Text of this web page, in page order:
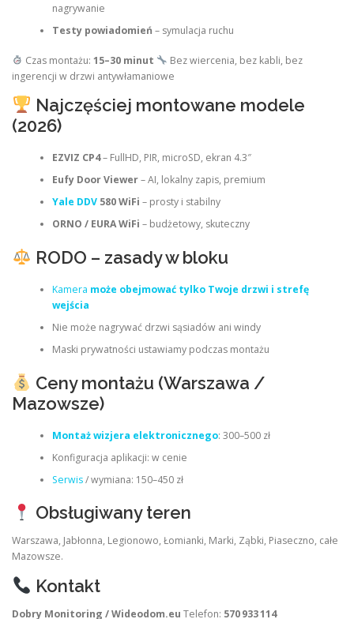
nagrywanie
Testy powiadomień – symulacja ruchu
Czas montażu: 15–30 minut
Bez wiercenia, bez kabli, bez
ingerencji w drzwi antywłamaniowe
Najczęściej montowane modele
(2026)
EZVIZ CP4– FullHD, PIR, microSD, ekran 4.3″
Eufy Door Viewer– AI, lokalny zapis, premium
Yale DDV580 WiFi – prosty i stabilny
ORNO / EURA WiFi – budżetowy, skuteczny
RODO – zasady w bloku
Kamera może obejmować tylko Twoje drzwi i strefę
wejścia
Nie może nagrywać drzwi sąsiadów ani windy
Maski prywatności ustawiamy podczas montażu
Ceny montażu (Warszawa /
Mazowsze)
Montaż wizjera elektronicznego: 300–500 zł
Konfiguracja aplikacji: w cenie
Serwis/ wymiana: 150–450 zł
Obsługiwany teren
Warszawa, Jabłonna, Legionowo, Łomianki, Marki, Ząbki, Piaseczno, całe
Mazowsze.
Kontakt
Dobry Monitoring / Wideodom.eu Telefon: 570 933 114